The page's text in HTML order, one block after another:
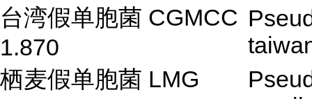
台湾假单胞菌 CGMCC
1.870
栖麦假单胞菌 LMG